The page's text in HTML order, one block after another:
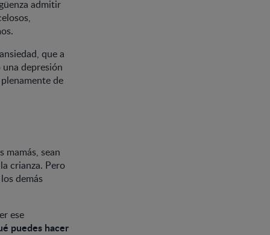
admitir
que a
depresión
de
mamás, sean
crianza. Pero
demás
ese
puedes hacer